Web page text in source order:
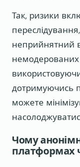
Так, ризики
неприйнятний
дотримуючись
можете
Чому
платформах